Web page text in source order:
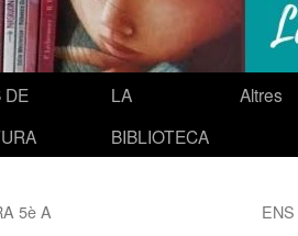
DE
LA
BIBLIOTECA
Altres
5è A